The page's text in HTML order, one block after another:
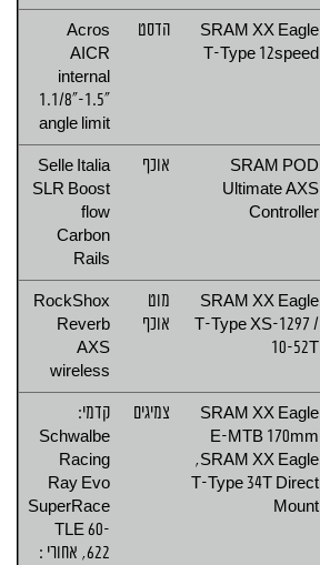
SRAM XX Eagle
T-Type 12speed
הדסט
Acros
AICR
internal
1.1/8"-1.5"
angle limit
SRAM POD
Ultimate AXS
Controller
אוכף
Selle Italia
SLR Boost
flow
Carbon
Rails
SRAM XX Eagle
T-Type XS-1297 /
10-52T
מוט
אוכף
RockShox
Reverb
AXS
wireless
SRAM XX Eagle
E-MTB 170mm
,SRAM XX Eagle
T-Type 34T Direct
Mount
צמיגים
קדמי:
Schwalbe
Racing
Ray Evo
SuperRace
TLE 60-
622, אחורי :